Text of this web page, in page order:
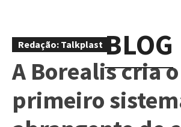
BLOG
Redação: Talkplast
A Borealis cria o
primeiro